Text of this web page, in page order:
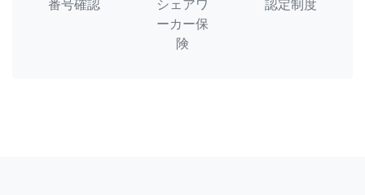
番号確認
シェアワ
ーカー保
険
認定制度